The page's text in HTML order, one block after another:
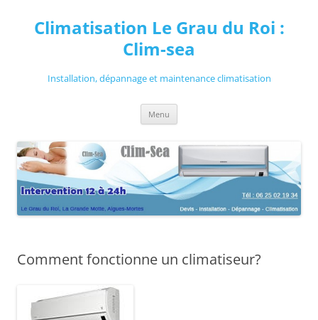
contenu
Climatisation Le Grau du Roi :
Clim-sea
Installation, dépannage et maintenance climatisation
Menu
Comment fonctionne un climatiseur?